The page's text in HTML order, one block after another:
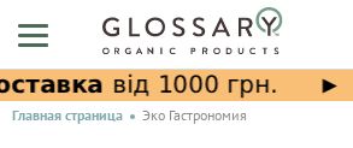
Главная страница Эко Гастрономия